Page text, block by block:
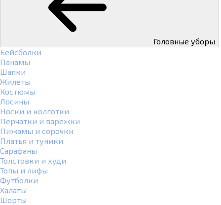
Головные уборы
Бейсболки
Панамы
Шапки
Жилеты
Костюмы
Лосины
Носки и колготки
Перчатки и варежки
Пижамы и сорочки
Платья и туники
Сарафаны
Толстовки и худи
Топы и лифы
Футболки
Халаты
Шорты